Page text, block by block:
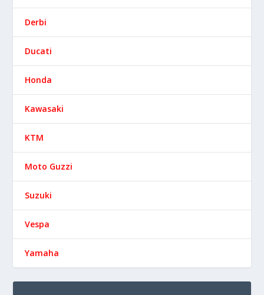
Derbi
Ducati
Honda
Kawasaki
KTM
Moto Guzzi
Suzuki
Vespa
Yamaha